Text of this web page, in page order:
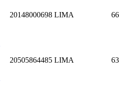
20148000698 LIMA
20505864485 LIMA